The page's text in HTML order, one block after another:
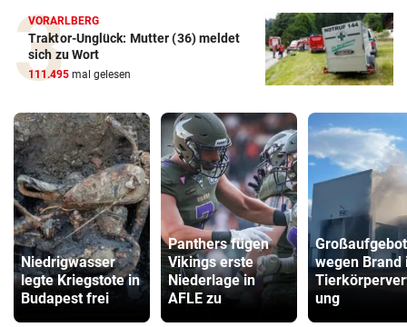
VORARLBERG
Traktor-Unglück: Mutter (36) meldet
sich zu Wort
111.495 mal gelesen
Niedrigwasser
legte Kriegstote in
Budapest frei
Panthers fügen
Vikings erste
Niederlage in
AFLE zu
Großaufgebot
wegen Brand
ung